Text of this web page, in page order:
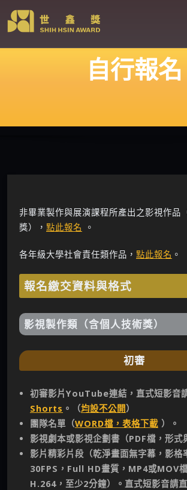
Skip
to
自行報名
非畢業製作與展演課程所產出之影視作品
獎）， 點此報名 。
各年級大學社會責任類作品， 點此報名 。
報名繳交資料與格式
影視製作類（含個人技術獎）
初審
初審影片YouTube連結，直式短影音
Shorts 。 （均設不公開）
團隊名單（WORD檔，表格下載 ）。
影視劇本或影視企劃書（PDF檔，形式
影片精彩片段（乾淨畫面無字幕，影格
30FPS，Full HD畫質，MP4或MOV
H.264，至少2分鐘）。直式短影音請